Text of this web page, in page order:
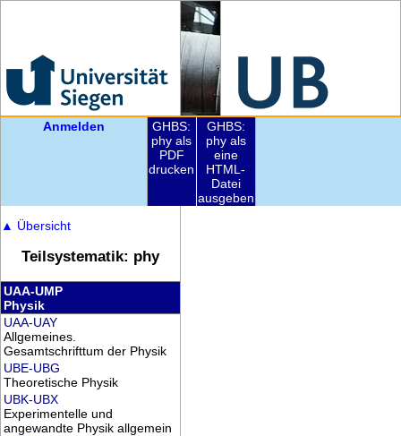
Anmelden
GHBS:
phy als
PDF
drucken
GHBS:
phy als
eine
HTML-
Datei
ausgeben
▲ Übersicht
Teilsystematik: phy
UAA-UMP
Physik
UAA-UAY
Allgemeines.
Gesamtschrifttum der Physik
UBE-UBG
Theoretische Physik
UBK-UBX
Experimentelle und
angewandte Physik allgemein